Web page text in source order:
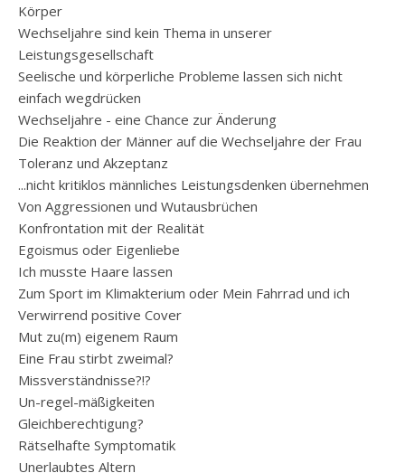
Körper
Wechseljahre sind kein Thema in unserer
Leistungsgesellschaft
Seelische und körperliche Probleme lassen sich nicht
einfach wegdrücken
Wechseljahre - eine Chance zur Änderung
Die Reaktion der Männer auf die Wechseljahre der Frau
Toleranz und Akzeptanz
...nicht kritiklos männliches Leistungsdenken übernehmen
Von Aggressionen und Wutausbrüchen
Konfrontation mit der Realität
Egoismus oder Eigenliebe
Ich musste Haare lassen
Zum Sport im Klimakterium oder Mein Fahrrad und ich
Verwirrend positive Cover
Mut zu(m) eigenem Raum
Eine Frau stirbt zweimal?
Missverständnisse?!?
Un-regel-mäßigkeiten
Gleichberechtigung?
Rätselhafte Symptomatik
Unerlaubtes Altern